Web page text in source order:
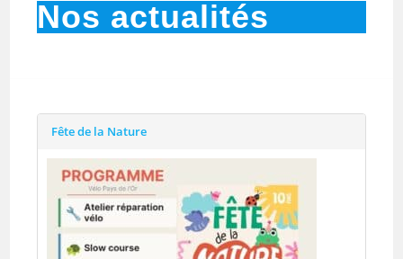
Nos actualités
Fête de la Nature